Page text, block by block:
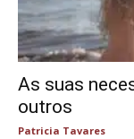
As suas
outros
Patricia Tavares